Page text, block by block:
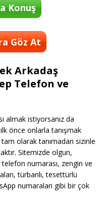
Konuş
Göz At
Arkadaş
Telefon ve
almak istiyorsanız da
önce onlarla tanışmak
olarak tanımadan sizinle
Sitemizde olgun,
telefon numarası, zengin ve
türbanlı, tesettürlü
numaraları gibi bir çok